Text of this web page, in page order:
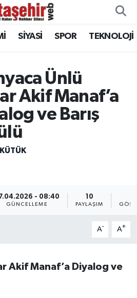
SİYASİ SPOR TEKNOLOJİ
Ünlü
Akif Manaf’a
ve Barış
- 08:40
GÜNCELLEME
10
PAYLAŞIM
A- A+
Akif Manaf’a Diyalog ve
ve Fikstür